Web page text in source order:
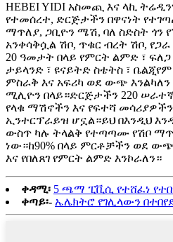
HEBEI YIDI አስመጪ እና ላኪ ትሬዲንግ
የተመሰረተ, ድርጅታችን በዋናነት
ማጥለያ, ጋቢዮን ሜሽ, ባለ ስድስት ጎን
አንቀሳቅሷል ሽቦ, ጥቁር ብረት ሽቦ,
20 ዓመታት በላይ የምርት ልምድ ፣
ታይላንድ ፣ ዩናይትድ ስቴትስ ፣
ምስራቅ እና አፍሪካ ወደ ውጭ
ሚሊዮን በላይ።ድርጅታችን 220
የላቁ ማሽኖችን እና የፍተሻ
ኢንተርፕራይዝ ሆኗል።ይህ በእንዲህ
ውስጥ ካሉ ትላልቅ የተጣጣሙ የሽቦ
ነው።ከ90% በላይ ምርቶቻችን ወደ
እና የበለጸገ የምርት ልምድ እንኮራለን።
ቀዳሚ፡ 5 ጫማ ፒቪሲ የተሸፈነ
ቀጣይ፡- ኤሌክትሮ የገሊላውን